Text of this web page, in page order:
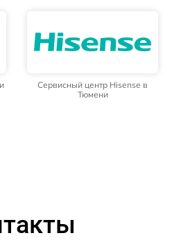
Сервисный центр Hisense в
Тюмени